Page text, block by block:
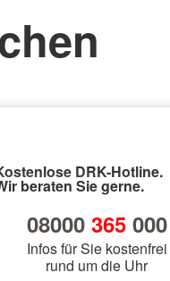
DRK-Hotline.
beraten Sie gerne.
08000 365000
Infos für Sie kostenfrei
rund um die Uhr